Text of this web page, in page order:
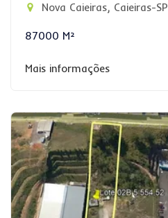
Nova Caieiras, Caieiras-SP
87000 M²
Mais informações